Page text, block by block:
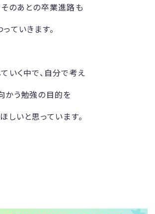
のあとの卒業進路も
ていきます。
いく中で、自分で考え
かう勉強の目的を
しいと思っています。